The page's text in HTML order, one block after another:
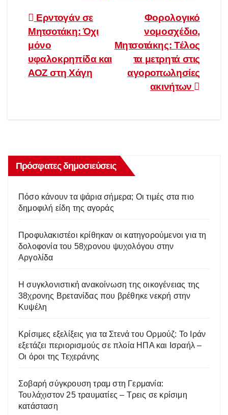
Πλοήγηση
άρθρων
Φορολογικό
νομοσχέδιο,
Μητσοτάκης: Τέλος
τα μετρητά στις
αγοροπωλησίες
ακινήτων
Ερντογάν σε
Μητσοτάκη: Όχι
μόνο
υφαλοκρηπίδα και
ΑΟΖ στη Χάγη
Πρόσφατες δημοσιεύσεις
Πόσο κάνουν τα ψάρια σήμερα; Οι τιμές στα πιο
δημοφιλή είδη της αγοράς
Προφυλακιστέοι κρίθηκαν οι κατηγορούμενοι για τη
δολοφονία του 58χρονου ψυχολόγου στην
Αργολίδα
Η συγκλονιστική ανακοίνωση της οικογένειας της
38χρονης Βρετανίδας που βρέθηκε νεκρή στην
Κυψέλη
Κρίσιμες εξελίξεις για τα Στενά του Ορμούζ: Το Ιράν
εξετάζει περιορισμούς σε πλοία ΗΠΑ και Ισραήλ –
Οι όροι της Τεχεράνης
Σοβαρή σύγκρουση τραμ στη Γερμανία:
Τουλάχιστον 25 τραυματίες – Τρεις σε κρίσιμη
κατάσταση